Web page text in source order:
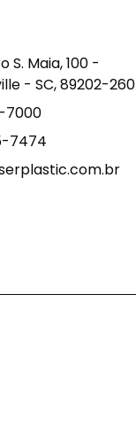
S. Maia, 100 -
- SC, 89202-260
7000
7474